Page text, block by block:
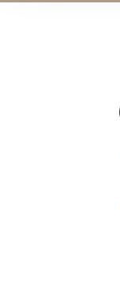
votre
déclaration sur
Les cookies
et les annonces,
partageons
notre site avec
publicité et
ou qu'ils ont